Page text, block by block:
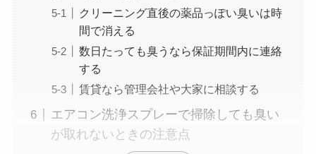
クリーニング直後の薬品っぽい臭いは時
間で消える
数日たっても臭うなら保証期間内に連絡
する
賃貸なら管理会社や大家に相談する
エアコン洗浄スプレーで掃除しても臭い
が取れないときの注意点